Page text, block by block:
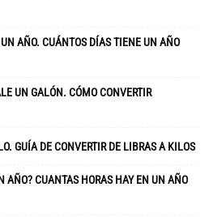
AÑO. CUÁNTOS DÍAS TIENE UN AÑO
UN GALÓN. CÓMO CONVERTIR
GUÍA DE CONVERTIR DE LIBRAS A KILOS
AÑO? CUANTAS HORAS HAY EN UN AÑO